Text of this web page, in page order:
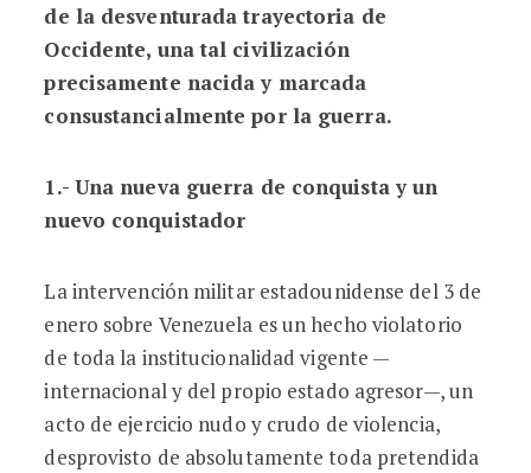
de la desventurada trayectoria de
Occidente, una tal civilización
precisamente nacida y marcada
consustancialmente por la guerra.
1.- Una nueva guerra de conquista y un
nuevo conquistador
La intervención militar estadounidense del 3 de
enero sobre Venezuela es un hecho violatorio
de toda la institucionalidad vigente —
internacional y del propio estado agresor—, un
acto de ejercicio nudo y crudo de violencia,
desprovisto de absolutamente toda pretendida